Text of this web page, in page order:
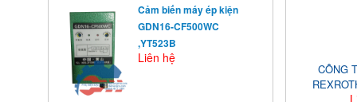
Cảm biến máy ép kiện
GDN16-CF500WC
,YT523B
Liên hệ
KHỞI ĐỘNG TỪ LÀ GÌ?
Khởi động từ (KĐT) là một loại
khí cụ điện dùng ...
NGUYÊN NHÂN ẢNH
HƯỞNG ĐẾN VIỆC TĂNG
CÔNG